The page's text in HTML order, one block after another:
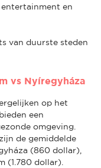
en
van duurste steden
vs Nyíregyháza
op het
een
omgeving.
de gemiddelde
(860 dollar),
(1.780 dollar).